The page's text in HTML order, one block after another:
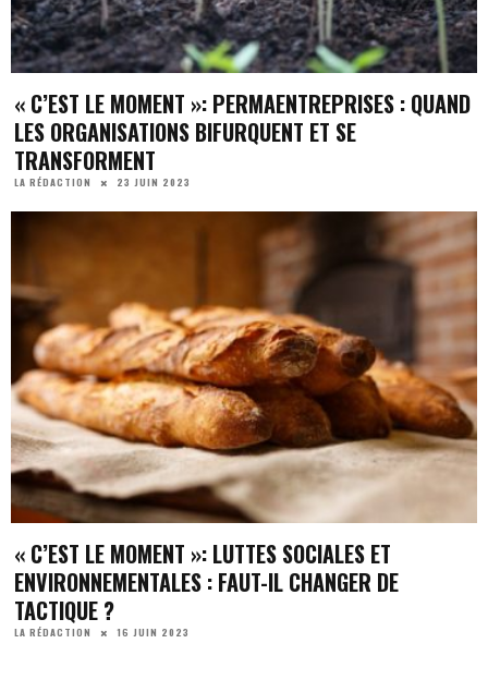
« C’EST LE MOMENT »: PERMAENTREPRISES : QUAND
LES ORGANISATIONS BIFURQUENT ET SE
TRANSFORMENT
LA RÉDACTION 23 JUIN 2023
« C’EST LE MOMENT »: LUTTES SOCIALES ET
ENVIRONNEMENTALES : FAUT-IL CHANGER DE
TACTIQUE ?
LA RÉDACTION 16 JUIN 2023